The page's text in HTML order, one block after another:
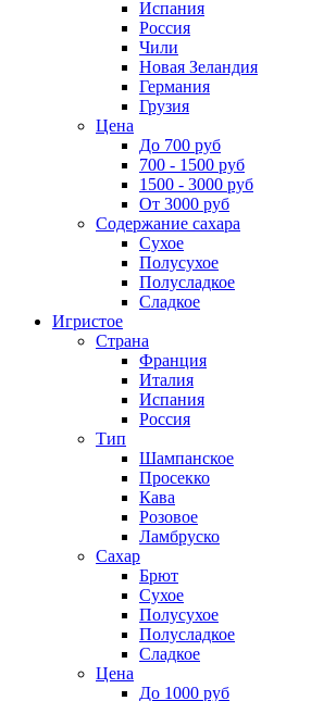
Испания
Россия
Чили
Новая Зеландия
Германия
Грузия
Цена
До 700 руб
700 - 1500 руб
1500 - 3000 руб
От 3000 руб
Содержание сахара
Сухое
Полусухое
Полусладкое
Сладкое
Игристое
Страна
Франция
Италия
Испания
Россия
Тип
Шампанское
Просекко
Кава
Розовое
Ламбруско
Сахар
Брют
Сухое
Полусухое
Полусладкое
Сладкое
Цена
До 1000 руб